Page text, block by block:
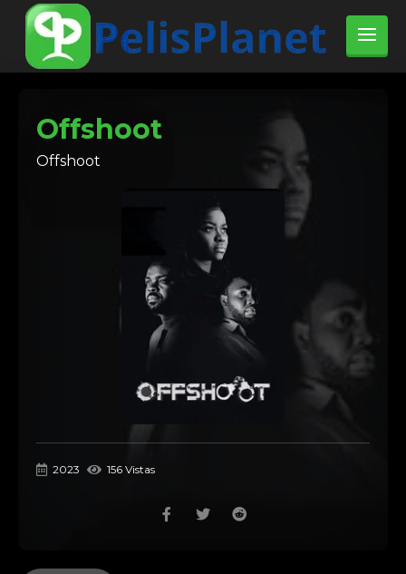
Offshoot
Offshoot
2023 156 Vistas